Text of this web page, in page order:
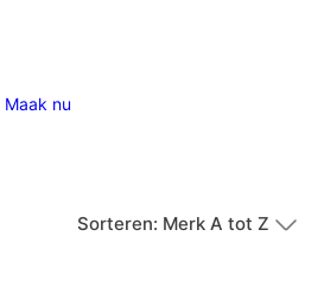
Maak nu
Sorteren: Merk A tot Z